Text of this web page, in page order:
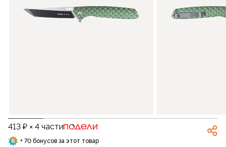
413 ₽ × 4 части
+ 70 бонусов за этот товар